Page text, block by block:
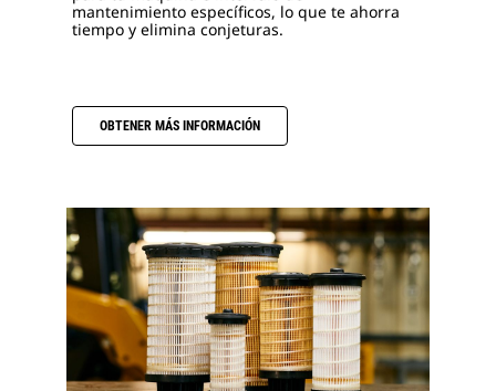
mantenimiento específicos, lo que te ahorra
tiempo y elimina conjeturas.
OBTENER MÁS INFORMACIÓN